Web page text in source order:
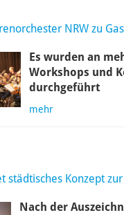
NRW zu
Es wurden an
Workshops und
durchgeführt
mehr
städtisches Konzept
Nach der